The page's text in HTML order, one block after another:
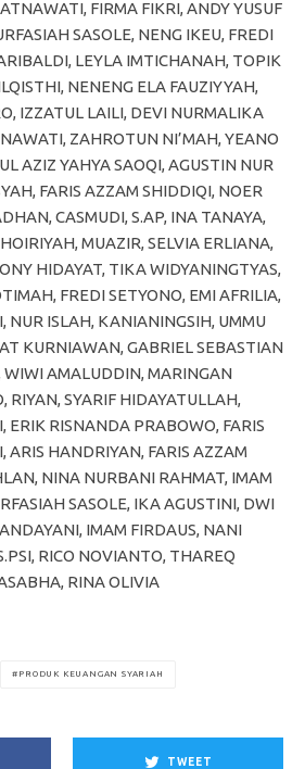
FIRMA FIKRI, ANDY YUSUF
SASOLE, NENG IKEU, FREDI
LEYLA IMTICHANAH, TOPIK
NENENG ELA FAUZIYYAH,
IZZATUL LAILI, DEVI NURMALIKA
ZAHROTUN NI’MAH, YEANO
AZIZ YAHYA SAOQI, AGUSTIN NUR
FARIS AZZAM SHIDDIQI, NOER
CASMUDI, S.AP, INA TANAYA,
MUAZIR, SELVIA ERLIANA,
HIDAYAT, TIKA WIDYANINGTYAS,
FREDI SETYONO, EMI AFRILIA,
NUR ISLAH, KANIANINGSIH, UMMU
KURNIAWAN, GABRIEL SEBASTIAN
WIWI AMALUDDIN, MARINGAN
RIYAN, SYARIF HIDAYATULLAH,
ERIK RISNANDA PRABOWO, FARIS
ARIS HANDRIYAN, FARIS AZZAM
NINA NURBANI RAHMAT, IMAM
SASOLE, IKA AGUSTINI, DWI
IMAM FIRDAUS, NANI
RICO NOVIANTO, THAREQ
RINA OLIVIA
PRODUK KEUANGAN SYARIAH
TWEET